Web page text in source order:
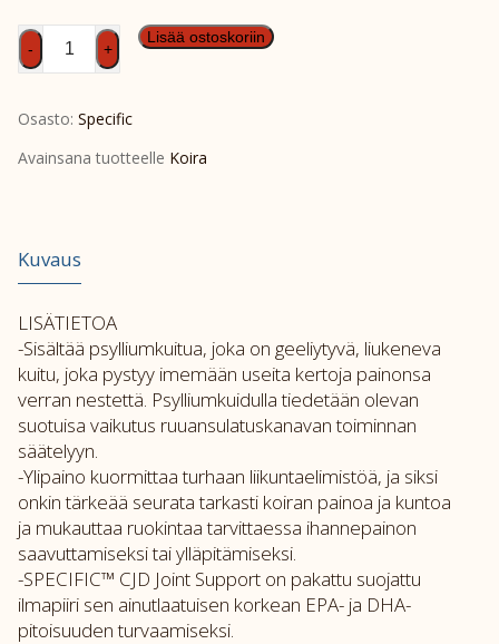
SPEC
CJD
määrä
- +
Lisää ostoskoriin
Osasto: Specific
Avainsana tuotteelle Koira
Kuvaus
LISÄTIETOA
-Sisältää psylliumkuitua, joka on geeliytyvä, liukeneva
kuitu, joka pystyy imemään useita kertoja painonsa
verran nestettä. Psylliumkuidulla tiedetään olevan
suotuisa vaikutus ruuansulatuskanavan toiminnan
säätelyyn.
-Ylipaino kuormittaa turhaan liikuntaelimistöä, ja siksi
onkin tärkeää seurata tarkasti koiran painoa ja kuntoa
ja mukauttaa ruokintaa tarvittaessa ihannepainon
saavuttamiseksi tai ylläpitämiseksi.
-SPECIFIC™ CJD Joint Support on pakattu suojattu
ilmapiiri sen ainutlaatuisen korkean EPA- ja DHA-
pitoisuuden turvaamiseksi.